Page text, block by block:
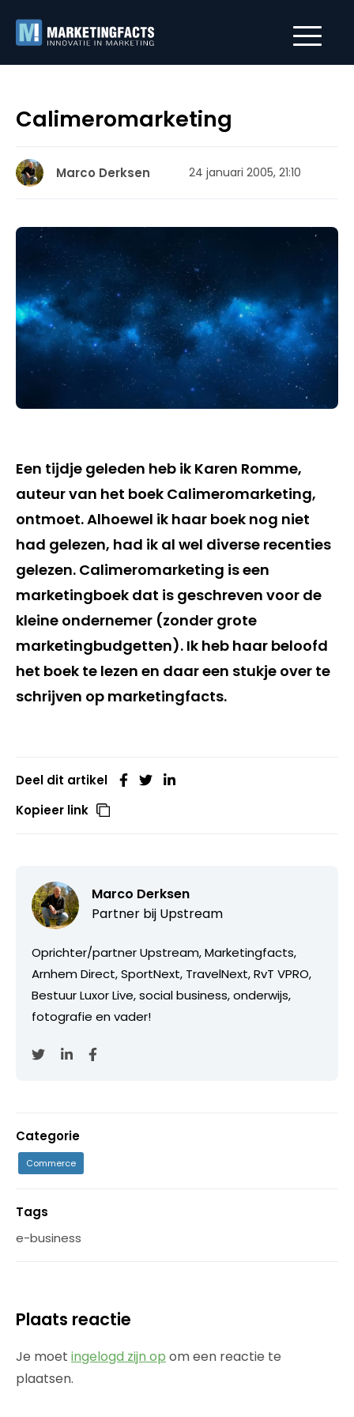
Calimeromarketing
Marco Derksen 24 januari 2005, 21:10
Een tijdje geleden heb ik Karen Romme,
auteur van het boek Calimeromarketing,
ontmoet. Alhoewel ik haar boek nog niet
had gelezen, had ik al wel diverse recenties
gelezen. Calimeromarketing is een
marketingboek dat is geschreven voor de
kleine ondernemer (zonder grote
marketingbudgetten). Ik heb haar beloofd
het boek te lezen en daar een stukje over te
schrijven op marketingfacts.
Deel dit artikel
Kopieer link
Marco Derksen
Partner bij Upstream
Oprichter/partner Upstream, Marketingfacts,
Arnhem Direct, SportNext, TravelNext, RvT VPRO,
Bestuur Luxor Live, social business, onderwijs,
fotografie en vader!
Categorie
Commerce
Tags
e-business
Plaats reactie
Je moet ingelogd zijn op om een reactie te
plaatsen.